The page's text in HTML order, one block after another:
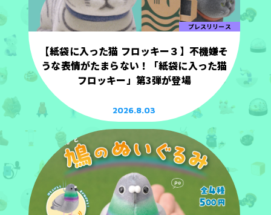
プレスリリース
【紙袋に入った猫 フロッキー３】不機嫌そ
うな表情がたまらない！「紙袋に入った猫
フロッキー」第3弾が登場
2026.8.03